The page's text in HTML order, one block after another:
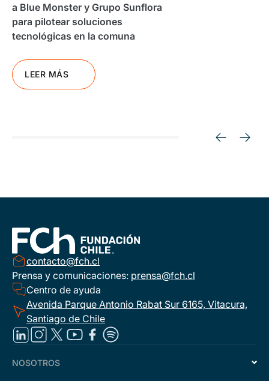
a Blue Monster y Grupo Sunflora
para pilotear soluciones
tecnológicas en la comuna
LEER MÁS
contacto@fch.cl
Prensa y comunicaciones: prensa@fch.cl
Centro de ayuda
Avenida Parque Antonio Rabat Sur 6165, Vitacura,
Santiago de Chile
NOSOTROS